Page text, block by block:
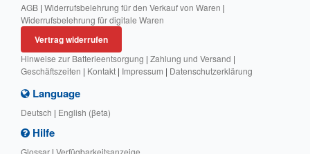
AGB | Widerrufsbelehrung für den Verkauf von Waren |
Widerrufsbelehrung für digitale Waren
Vertrag widerrufen
Hinweise zur Batterieentsorgung | Zahlung und Versand |
Geschäftszeiten | Kontakt | Impressum | Datenschutzerklärung
Language
Deutsch | English (βeta)
Hilfe
Glossar | Verfügbarkeitsanzeige